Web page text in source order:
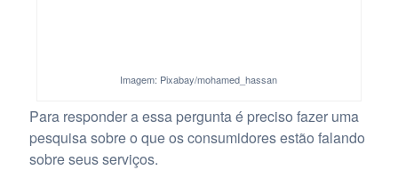
Imagem: Pixabay/mohamed_hassan
Para responder a essa pergunta é preciso fazer uma
pesquisa sobre o que os consumidores estão falando
sobre seus serviços.